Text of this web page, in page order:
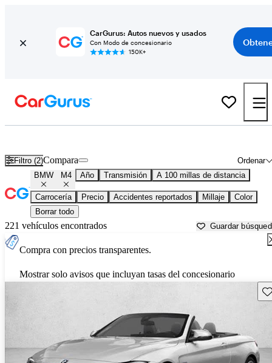
CarGurus: Autos nuevos y usados
Con Modo de concesionario
150K+
Filtro (2) Ordenar
Compara
BMW M4 Año Transmisión A 100 millas de distancia
Carrocería Precio Accidentes reportados Millaje
Color
Borrar todo
221 vehículos encontrados Guardar
Compra con precios transparentes.
Mostrar solo avisos que incluyan tasas del concesionario